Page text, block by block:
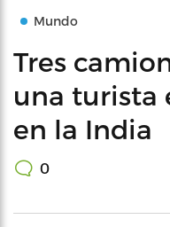
Mundo
Tres
una turista
en la India
0